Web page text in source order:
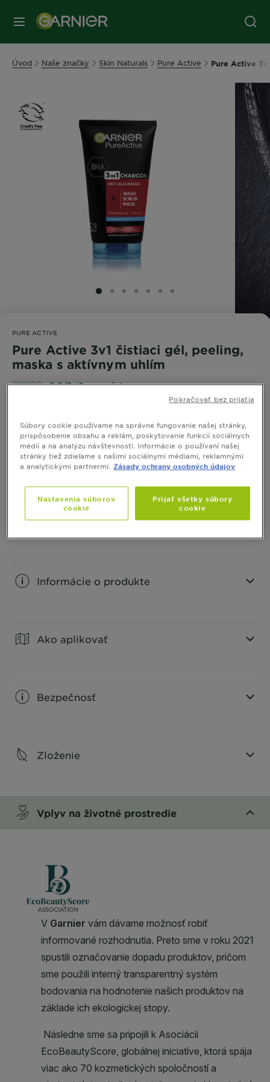
Úvod Naše značky Skin Naturals Pure Active Pure Active
SLIDE 1
SLIDE 2
SLIDE 3
SLIDE 4
SLIDE 5
SLIDE 6
SLIDE 7
PURE ACTIVE
Pure Active 3v1 čistiaci gél, peeling,
maska s aktívnym uhlím
0,0/5 (0 recenzie)
Pure Active 3v1 čistí pleť, pôsobí proti čiernym
bodkám a redukuje prebytočný kožný maz. Možno
používať tromi spôsobmi - ako čistiaci gél, peeling
alebo masku.
ZOBRAZIŤ VIAC
KÚPIŤ ONLINE
Informácie o produkte
Ako aplikovať
Bezpečnosť
Zloženie
Vplyv na životné prostredie
Súbory cookie používame na správne fungovanie našej stránky,
prispôsobenie obsahu a reklám, poskytovanie funkcií sociálnych
médií a na analýzu návštevnosti. Informácie o používaní našej
stránky tiež zdieľame s našimi sociálnymi médiami, reklamnými
a analytickými partnermi. Zásady ochrany osobných údajov
Nastavenia súborov
cookie
Prijať všetky súbory
cookie
Pokračovať bez prijatia